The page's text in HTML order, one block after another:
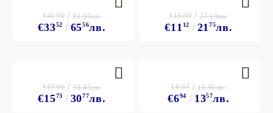
€3352 6556лв.
€41.90 81.95лв.
€11 12 2175лв.
€13.90 27.19лв.
€1573 3077лв.
€19.66 38.45лв.
€694 1357лв.
€8.67 16.96лв.